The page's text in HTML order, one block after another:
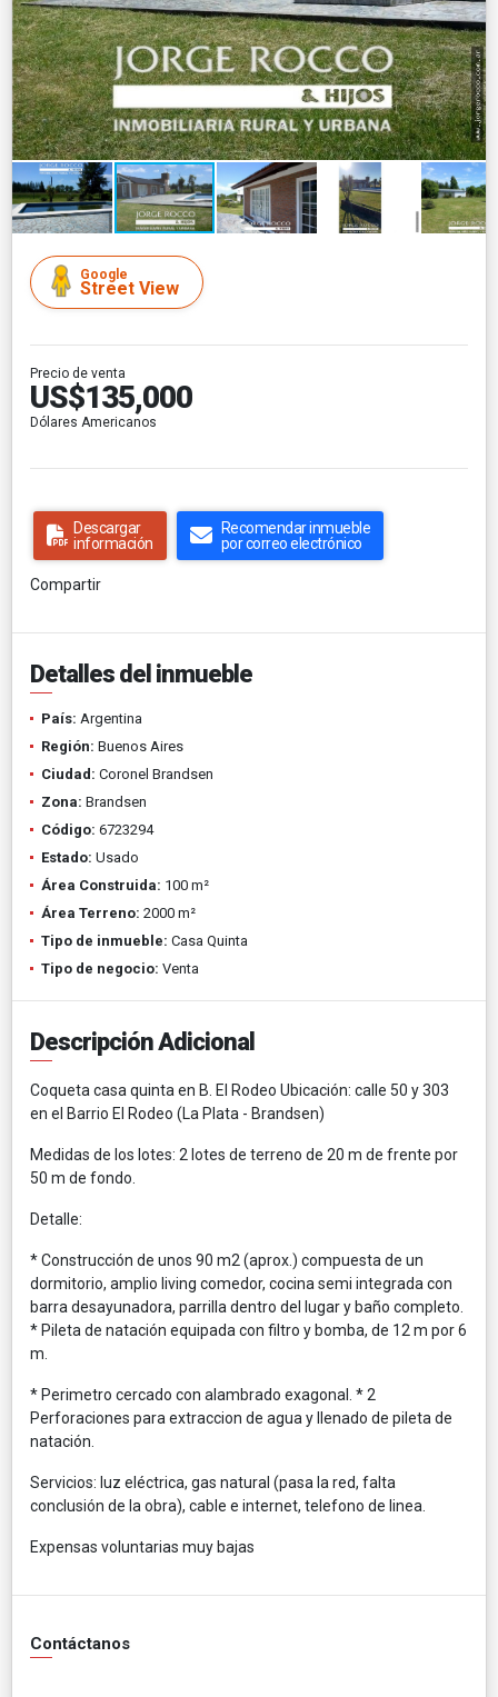
Google
Street View
Precio de venta
US$135,000
Dólares Americanos
Descargar
información
Recomendar inmueble
por correo electrónico
Compartir
Detalles del inmueble
País: Argentina
Región: Buenos Aires
Ciudad: Coronel Brandsen
Zona: Brandsen
Código: 6723294
Estado: Usado
Área Construida: 100 m²
Área Terreno: 2000 m²
Tipo de inmueble: Casa Quinta
Tipo de negocio: Venta
Descripción Adicional
Coqueta casa quinta en B. El Rodeo Ubicación: calle 50 y 303
en el Barrio El Rodeo (La Plata - Brandsen)
Medidas de los lotes: 2 lotes de terreno de 20 m de frente por
50 m de fondo.
Detalle:
* Construcción de unos 90 m2 (aprox.) compuesta de un
dormitorio, amplio living comedor, cocina semi integrada con
barra desayunadora, parrilla dentro del lugar y baño completo.
* Pileta de natación equipada con filtro y bomba, de 12 m por 6
m.
* Perimetro cercado con alambrado exagonal. * 2
Perforaciones para extraccion de agua y llenado de pileta de
natación.
Servicios: luz eléctrica, gas natural (pasa la red, falta
conclusión de la obra), cable e internet, telefono de linea.
Expensas voluntarias muy bajas
Contáctanos